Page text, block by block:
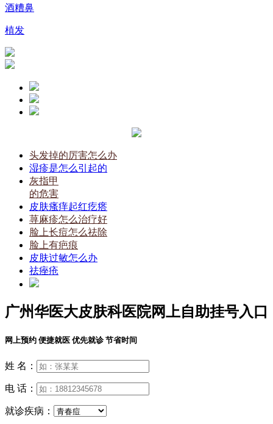
酒糟鼻
植发
头发掉的厉害怎么办
湿疹是怎么引起的
灰指甲
的危害
皮肤瘙痒起红疙瘩
荨麻疹怎么治疗好
脸上长痘怎么祛除
脸上有疤痕
皮肤过敏怎么办
祛痤疮
广州华医大皮肤科医院网上自助挂号入口
网上预约 便捷就医 优先就诊 节省时间
姓 名：
电 话：
就诊疾病：